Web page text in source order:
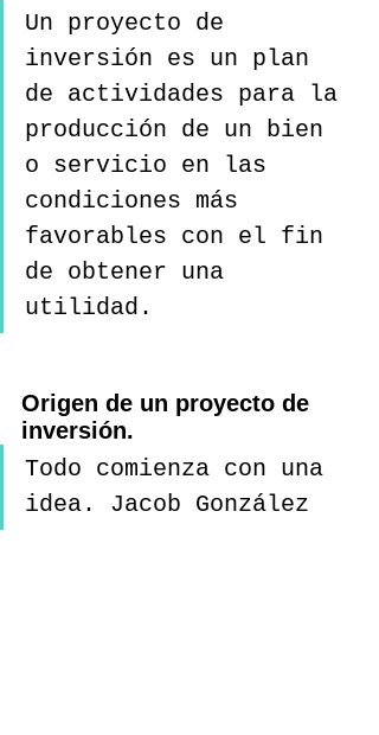
Un proyecto de
inversión es un plan
de actividades para la
producción de un bien
o servicio en las
condiciones más
favorables con el fin
de obtener una
utilidad.
Origen de un proyecto de
inversión.
Todo comienza con una
idea. Jacob González